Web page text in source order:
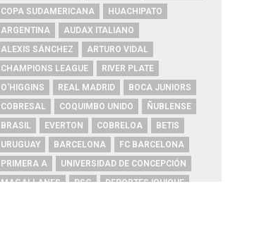
COPA SUDAMERICANA
HUACHIPATO
ARGENTINA
AUDAX ITALIANO
ALEXIS SÁNCHEZ
ARTURO VIDAL
CHAMPIONS LEAGUE
RIVER PLATE
O'HIGGINS
REAL MADRID
BOCA JUNIORS
COBRESAL
COQUIMBO UNIDO
ÑUBLENSE
BRASIL
EVERTON COBRELOA
BETIS
URUGUAY
BARCELONA
FC BARCELONA
PRIMERA A
UNIVERSIDAD DE CONCEPCIÓN
MAGALLANES
PSG DEPORTES IQUIQUE